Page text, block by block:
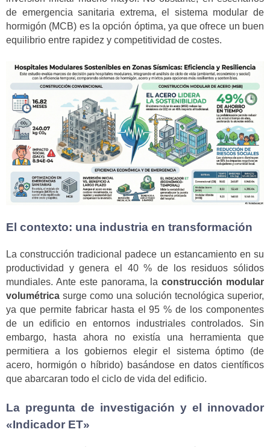
de emergencia sanitaria extrema, el sistema modular de
hormigón (MCB) es la opción óptima, ya que ofrece un buen
equilibrio entre rapidez y competitividad de costes.
El contexto: una industria en transformación
La construcción tradicional padece un estancamiento en su
productividad y genera el 40 % de los residuos sólidos
mundiales. Ante este panorama, laconstrucción modular
volumétrica surge como una solución tecnológica superior,
ya que permite fabricar hasta el 95 % de los componentes
de un edificio en entornos industriales controlados. Sin
embargo, hasta ahora no existía una herramienta que
permitiera a los gobiernos elegir el sistema óptimo (de
acero, hormigón o híbrido) basándose en datos científicos
que abarcaran todo el ciclo de vida del edificio.
La pregunta de investigación y el innovador
«Indicador ET»